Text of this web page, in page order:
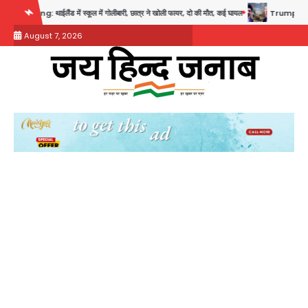
content
में स्कूल में गोलीबारी, छात्र ने खोली फायर, दो की मौत, कई घायल Trump’s Dual Crisis:
August 7, 2026